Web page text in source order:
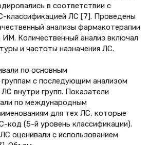
в соответствии с
классификацией ЛС [7]. Проведены
анализы фармакотерапии
Количественный анализ включал
и частоты назначения ЛС.
по основным
с последующим анализом
внутри групп. Показатели
по международным
для тех ЛС, которые
код (5-й уровень классификации).
оценивали с использованием